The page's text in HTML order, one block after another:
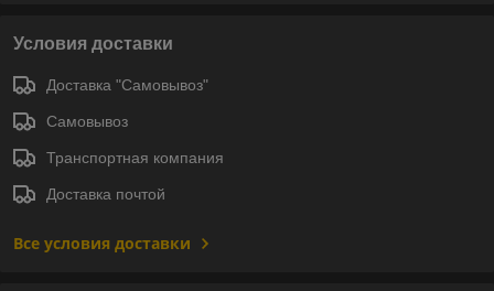
Условия доставки
Доставка "Самовывоз"
Самовывоз
Транспортная компания
Доставка почтой
Все условия доставки